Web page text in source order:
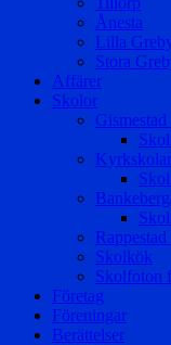
Ånesta
Lilla
Stora
Affärer
Skolor
Gismestad
Skolkök
Skolfoton
Företag
Föreningar
Berättelser